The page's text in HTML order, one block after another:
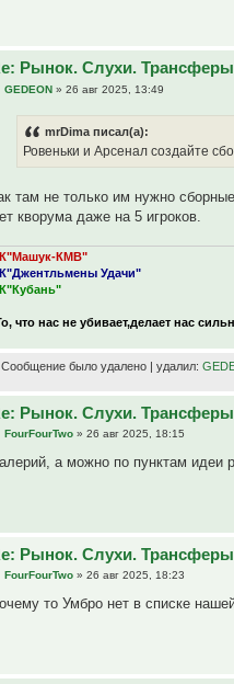
Рынок. Слухи.
GEDEON » 26 авг 2025, 13:49
mrDima писал(а):
Ровеньки и Арсенал создайте
там не только им нужно
кворума даже на 5 игроков.
КМВ"
Удачи"
что нас не убивает,делает нас
Сообщение было удалено | удалил:
Рынок. Слухи.
FourFourTwo » 26 авг 2025, 18:15
а можно по пунктам идеи
Рынок. Слухи.
FourFourTwo » 26 авг 2025, 18:23
то Умбро нет в списке